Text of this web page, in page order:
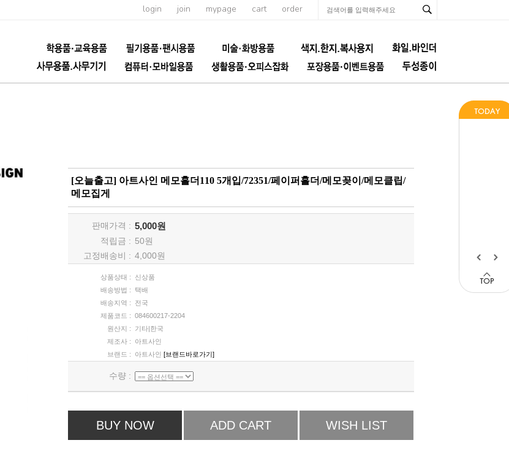
login join mypage cart order
[오늘출고] 아트사인 메모홀더110 5개입/72351/페이퍼홀더/메모꽂이/메모클립/
메모집게
판매가격 : 5,000원
적립금 : 50원
고정배송비 : 4,000원
상품상태 :
신상품
배송방법 :
택배
배송지역 :
전국
제품코드 : 084600217-2204
원산지 :
기타|한국
제조사 :
아트사인
브랜드 :
아트사인 [브랜드바로가기]
수량 :
BUY NOW ADD CART WISH LIST